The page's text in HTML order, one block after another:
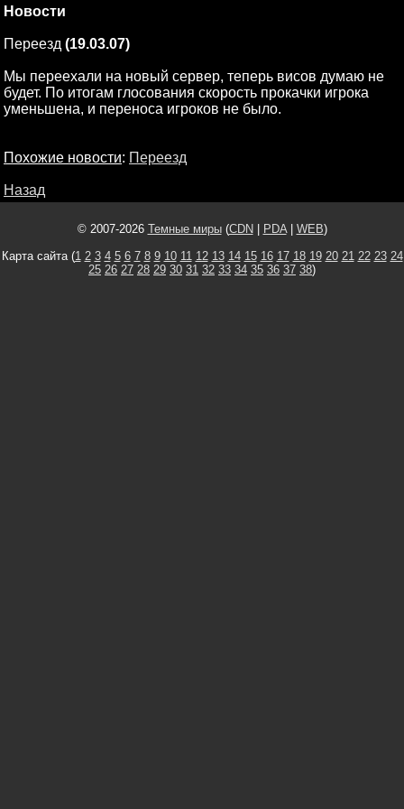
Новости
Переезд (19.03.07)
Мы переехали на новый сервер, теперь висов думаю не
будет. По итогам глосования скорость прокачки игрока
уменьшена, и переноса игроков не было.
Похожие новости: Переезд
Назад
© 2007-2026 Темные миры(CDN PDA| WEB)
Карта сайта (1 2 3 4 5 6 7 8 9 10 11 12 13 14 15 16 17 18 19 20 21 22 23 24
25 26 27 28 29 30 31 32 33 34 35 36 37 38)